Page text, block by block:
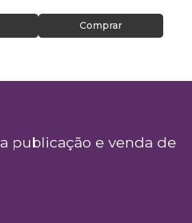
Comprar
publicação e venda de